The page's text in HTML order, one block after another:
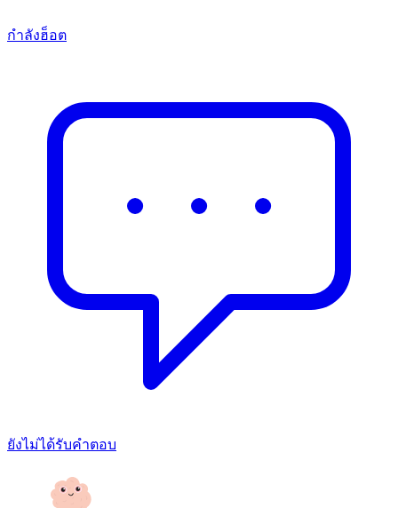
กำลังฮ็อต
ยังไม่ได้รับคำตอบ